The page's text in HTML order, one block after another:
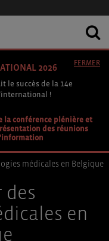
2026
le succès de la 14e
!
la conférence plénière et
des réunions
FERMER
médicales en Belgique
des
en